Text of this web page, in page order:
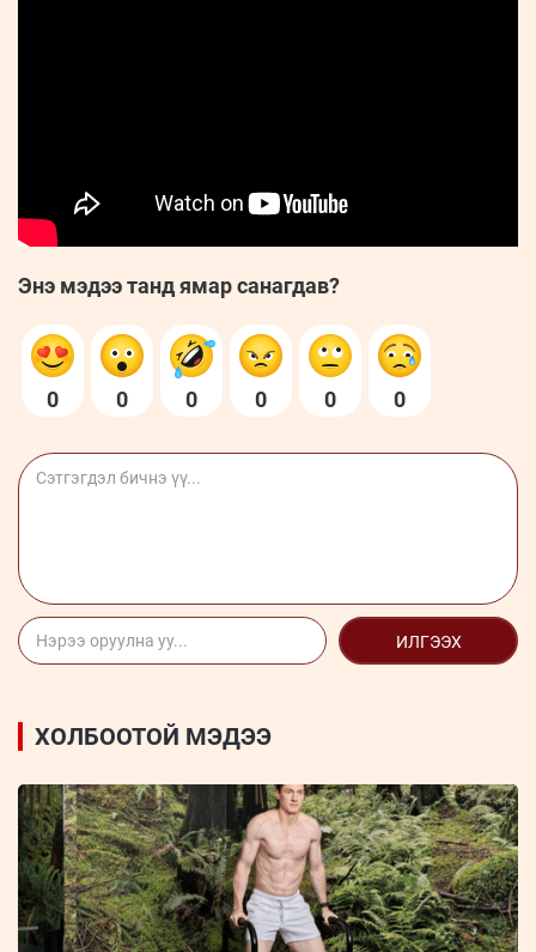
Энэ мэдээ танд ямар санагдав?
0 0 0 0 0 0
ИЛГЭЭХ
ХОЛБООТОЙ МЭДЭЭ